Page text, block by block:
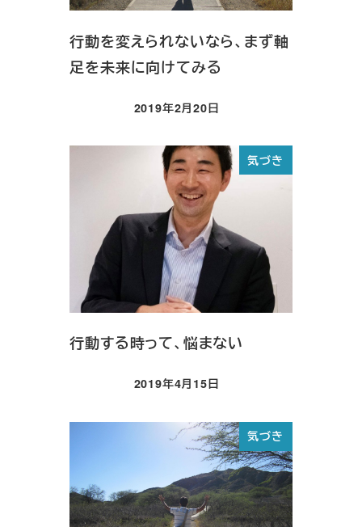
行動を変えられないなら、まず軸
足を未来に向けてみる
投稿日
2019年2月20日
気づき
行動する時って、悩まない
投稿日
2019年4月15日
気づき